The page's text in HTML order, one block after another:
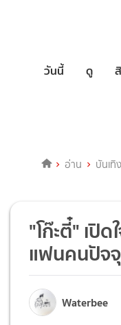
วันนี้ ดู
อ่าน บันเทิ
"โก๊ะตี๋" เปิ
แฟนคนปัจ
Waterbee